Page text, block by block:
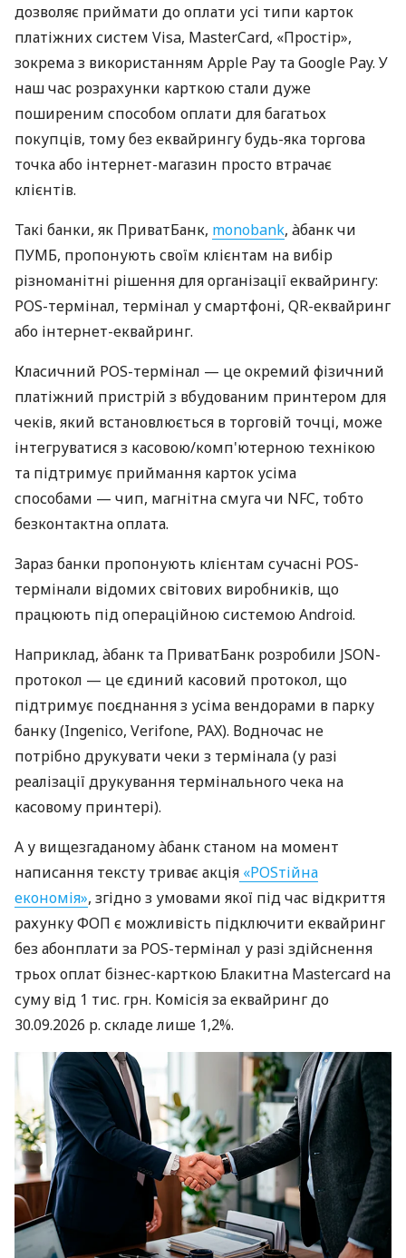
дозволяє приймати до оплати усі типи карток
платіжних систем Visa, MasterCard, «Простір»,
зокрема з використанням Apple Pay та Google Pay. У
наш час розрахунки карткою стали дуже
поширеним способом оплати для багатьох
покупців, тому без еквайрингу будь-яка торгова
точка або інтернет-магазин просто втрачає
клієнтів.
Такі банки, як ПриватБанк, monobank, àбанк чи
ПУМБ, пропонують своїм клієнтам на вибір
різноманітні рішення для організації еквайрингу:
POS-термінал, термінал у смартфоні, QR-еквайринг
або інтернет-еквайринг.
Класичний POS-термінал — це окремий фізичний
платіжний пристрій з вбудованим принтером для
чеків, який встановлюється в торговій точці, може
інтегруватися з касовою/комп'ютерною технікою
та підтримує приймання карток усіма
способами — чип, магнітна смуга чи NFC, тобто
безконтактна оплата.
Зараз банки пропонують клієнтам сучасні POS-
термінали відомих світових виробників, що
працюють під операційною системою Android.
Наприклад, àбанк та ПриватБанк розробили JSON-
протокол — це єдиний касовий протокол, що
підтримує поєднання з усіма вендорами в парку
банку (Ingenico, Verifone, PAX). Водночас не
потрібно друкувати чеки з термінала (у разі
реалізації друкування термінального чека на
касовому принтері).
А у вищезгаданому àбанк станом на момент
написання тексту триває акція «POSтійна
економія», згідно з умовами якої під час відкриття
рахунку ФОП є можливість підключити еквайринг
без абонплати за POS-термінал у разі здійснення
трьох оплат бізнес-карткою Блакитна Mastercard на
суму від 1 тис. грн. Комісія за еквайринг до
30.09.2026 р. складе лише 1,2%.